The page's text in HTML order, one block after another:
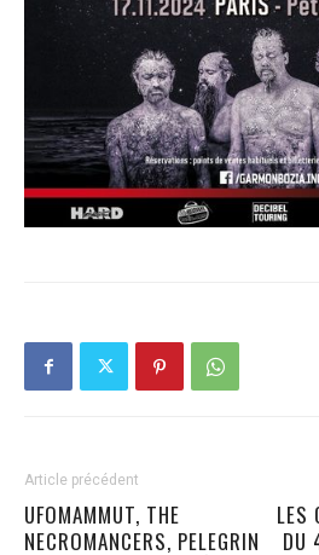
Article précédent
UFOMAMMUT, THE
NECROMANCERS, PELEGRIN
LES
DU